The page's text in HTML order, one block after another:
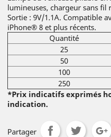
lumineuses, chargeur sans fil
Sortie : 9V/1.1A. Compatible
iPhone® 8 et plus récents.
Quantité
25
50
100
250
*Prix indicatifs exprimés
indication.
Partager